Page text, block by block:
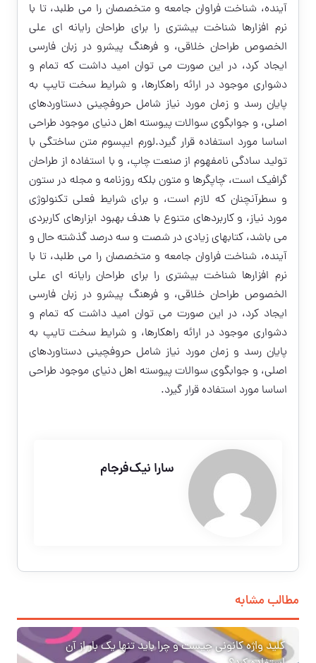
آینده، شناخت فراوان جامعه و متخصصان را می طلبد، تا با
نرم افزارها شناخت بیشتری را برای طراحان رایانه ای علی
الخصوص طراحان خلاقی، و فرهنگ پیشرو در زبان فارسی
ایجاد کرد، در این صورت می توان امید داشت که تمام و
دشواری موجود در ارائه راهکارها، و شرایط سخت تایپ به
پایان رسد و زمان مورد نیاز شامل حروفچینی دستاوردهای
اصلی، و جوابگوی سوالات پیوسته اهل دنیای موجود طراحی
اساسا مورد استفاده قرار گیرد.لورم ایپسوم متن ساختگی با
تولید سادگی نامفهوم از صنعت چاپ، و با استفاده از طراحان
گرافیک است، چاپگرها و متون بلکه روزنامه و مجله در ستون
و سطرآنچنان که لازم است، و برای شرایط فعلی تکنولوژی
مورد نیاز، و کاربردهای متنوع با هدف بهبود ابزارهای کاربردی
می باشد، کتابهای زیادی در شصت و سه درصد گذشته حال و
آینده، شناخت فراوان جامعه و متخصصان را می طلبد، تا با
نرم افزارها شناخت بیشتری را برای طراحان رایانه ای علی
الخصوص طراحان خلاقی، و فرهنگ پیشرو در زبان فارسی
ایجاد کرد، در این صورت می توان امید داشت که تمام و
دشواری موجود در ارائه راهکارها، و شرایط سخت تایپ به
پایان رسد و زمان مورد نیاز شامل حروفچینی دستاوردهای
اصلی، و جوابگوی سوالات پیوسته اهل دنیای موجود طراحی
اساسا مورد استفاده قرار گیرد.
سارا نیک‌فرجام
مطالب مشابه
کلید واژه کانونی چیست و چرا باید تنها یک بار از آن